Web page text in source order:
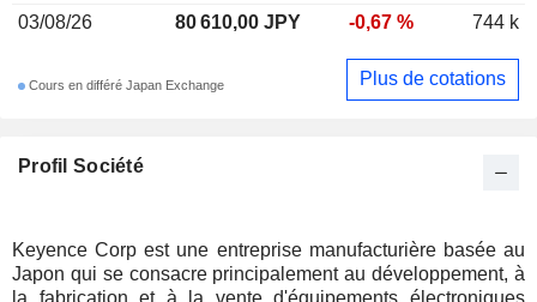
Profil Société
Keyence Corp est une entreprise manufacturière basée au
Japon qui se consacre principalement au développement, à
la fabrication et à la vente d'équipements électroniques
03/08/26
80 610,00 JPY -0,67 % 744 k
Cours en différé Japan Exchange Plus de cotations